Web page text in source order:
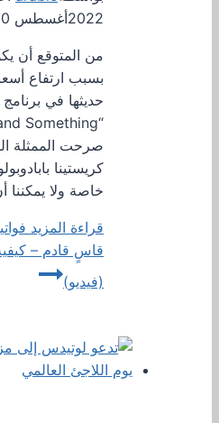
2022أغسطس 30, 2022
من المتوقع أن
بسبب ارتفاع
حديثها في
كريستينا
خاصة ولا
قراءة المزيد
قاسٍ قادم –
(فيديو)